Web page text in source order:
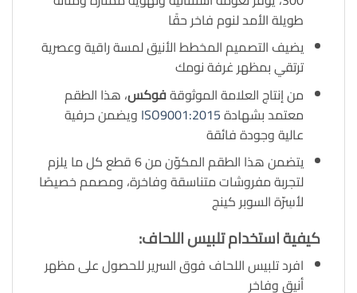
طويلة الأمد لنوم فاخر حقًا
يضيف التصميم المخطط الأنيق لمسة راقية وعصرية
ترتقي بمظهر غرفة نومك
من إنتاج العلامة الموثوقةفوكس، هذا الطقم
معتمد بشهادةISO9001:2015 ويضمن حرفية
عالية وجودة فائقة
يتضمن هذا الطقم المكوّن من 6 قطع كل ما يلزم
لتجربة مفروشات متناسقة وفاخرة، ومصمم خصيصًا
لأسِرّة السوبر كينج
كيفية استخدام تلبيس اللحاف:
افرد تلبيس اللحاف فوق السرير للحصول على مظهر
أنيق وفاخر